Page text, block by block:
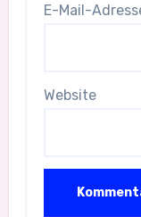
E-Mail-
Website